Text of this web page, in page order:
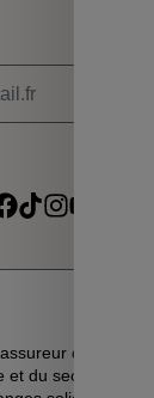
alertes des
du monde
et du secteur